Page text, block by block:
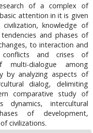
of a complex of
attention in it is given
knowledge of
and phases of
to interaction and
conflicts and crises of
multi-dialogue among
by analyzing aspects of
dialog, delimiting
comparative study of
dynamics, intercultural
of development,
civilizations.